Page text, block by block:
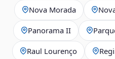
Nova Morada
Panorama II
Raul Lourenço